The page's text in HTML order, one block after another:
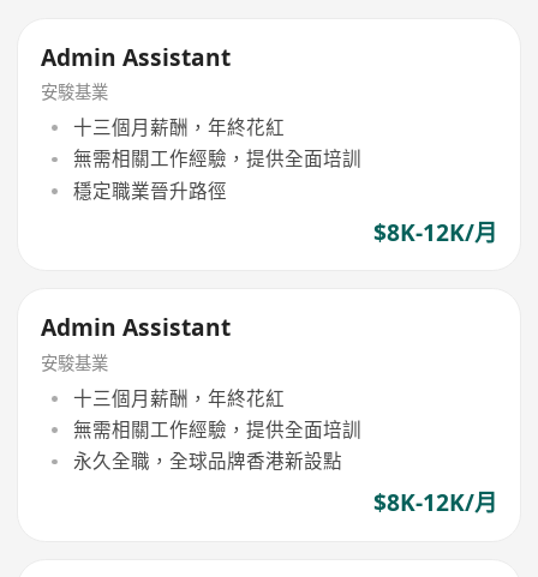
Admin Assistant
安駿基業
十三個月薪酬，年終花紅
無需相關工作經驗，提供全面培訓
穩定職業晉升路徑
$8K-12K/月
Admin Assistant
安駿基業
十三個月薪酬，年終花紅
無需相關工作經驗，提供全面培訓
永久全職，全球品牌香港新設點
$8K-12K/月